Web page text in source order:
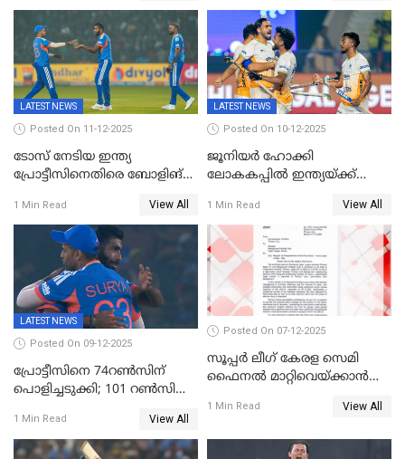
LATEST NEWS
Posted On 11-12-2025
ടോസ് നേടിയ ഇന്ത്യ
പ്രോട്ടീസിനെതിരെ ബോളിങ്
1 Min Read View All
LATEST NEWS
Posted On 10-12-2025
ജൂനിയര്‍ ഹോക്കി
ലോകകപ്പിൽ ഇന്ത്യയ്ക്ക്
1 Min Read View All
LATEST NEWS
Posted On 09-12-2025
പ്രോട്ടീസിനെ 74റൺസിന്‌
പൊളിച്ചടുക്കി; 101 റൺസിന്റെ
വിക്കറ്റ് തികയ്ക്കുന്ന
താരമായി ബുമ്ര
1 Min Read View All
Posted On 07-12-2025
സൂപ്പർ ലീഗ് കേരള സെമി
ഫൈനൽ മാറ്റിവെയ്ക്കാൻ
1 Min Read View All